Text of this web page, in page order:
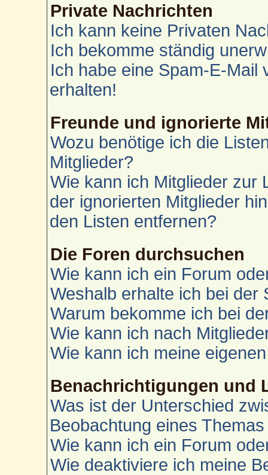
Private Nachrichten
Ich kann keine Privaten
Ich bekomme ständig
Ich habe eine Spam-E-Mail
erhalten!
Freunde und ignorierte
Wozu benötige ich die
Mitglieder?
Wie kann ich Mitglieder zur
der ignorierten Mitglieder
den Listen entfernen?
Die Foren durchsuchen
Wie kann ich ein Forum
Weshalb erhalte ich bei der
Warum bekomme ich bei
Wie kann ich nach
Wie kann ich meine
Benachrichtigungen und
Was ist der Unterschied
Beobachtung eines
Wie kann ich ein Forum
Wie deaktiviere ich meine